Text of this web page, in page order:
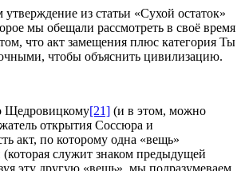
утверждение из статьи «Сухой остаток»
мы обещали рассмотреть в своё время
что акт замещения плюс категория Ты
чтобы объяснить цивилизацию.
Щедровицкому[21] (и в этом, можно
открытия Соссюра и
акт, по которому одна «вещь»
(которая служит знаком предыдущей